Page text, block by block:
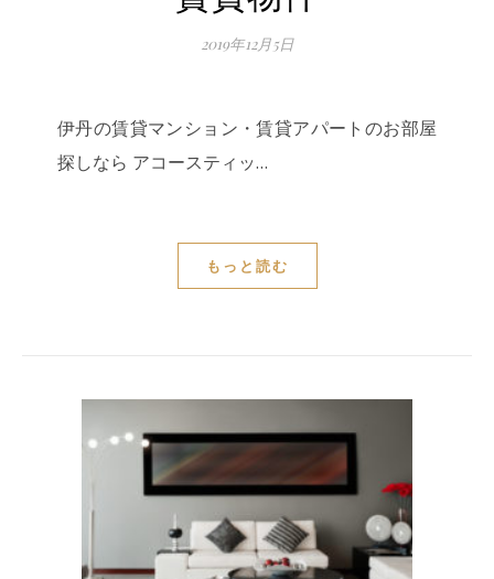
2019年12月5日
伊丹の賃貸マンション・賃貸アパートのお部屋
探しなら アコースティッ…
もっと読む